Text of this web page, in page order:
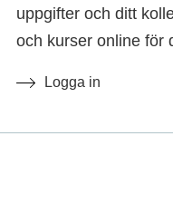
uppgifter och ditt
och kurser online för
Logga in